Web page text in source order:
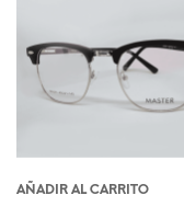
AÑADIR AL CARRITO